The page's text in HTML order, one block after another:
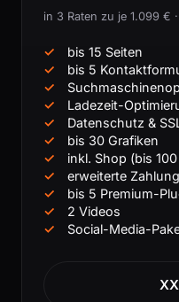
in 3 Raten zu je 1.099 €
bis 15 Seiten
bis 5
Ladezeit-
Datenschutz &
bis 30 Grafiken
inkl. Shop (bis
erweiterte
bis 5 Premium-
2 Videos
Social-Media-